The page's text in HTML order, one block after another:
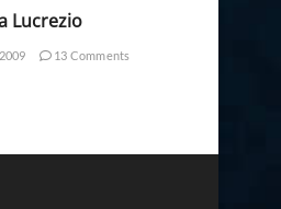
Lucrezio
13 Comments